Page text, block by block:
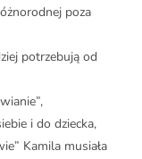
poza
potrzebują od
i do dziecka,
Kamila musiała